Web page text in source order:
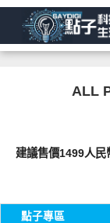
ALL
建議售價1499人
點子專區